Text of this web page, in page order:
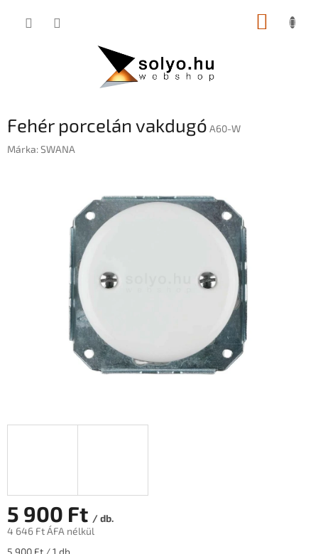
KOSÁR
Fehér porcelán vakdugó A60-W
Márka:SWANA
5 900 Ft / db.
4 646 Ft ÁFA nélkül
Egységár: